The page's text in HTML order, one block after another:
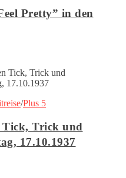
Pretty” in den
/Plus 5
Tick, Trick und
17.10.1937